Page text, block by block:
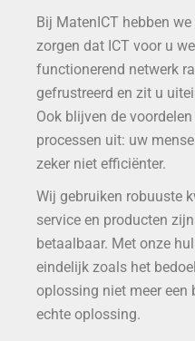
Bij MatenICT hebben
zorgen dat ICT voor u
functionerend netwerk
gefrustreerd en zit u
Ook blijven de
processen uit: uw
zeker niet efficiënter.
Wij gebruiken robuuste
service en producten
betaalbaar. Met onze
eindelijk zoals het
oplossing niet meer een
echte oplossing.